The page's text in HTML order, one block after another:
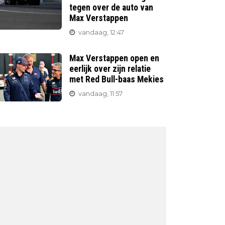
tegen over de auto van
Max Verstappen
vandaag, 12:47
Max Verstappen open en
eerlijk over zijn relatie
met Red Bull-baas Mekies
vandaag, 11:57